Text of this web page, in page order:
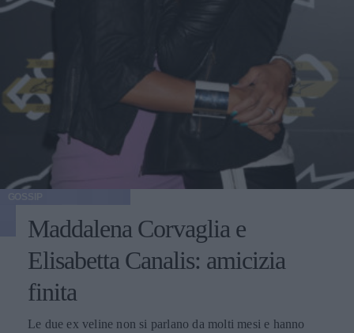
Maddalena Corvaglia e
Elisabetta Canalis: amicizia
finita
Le due ex veline non si parlano da molti mesi e hanno